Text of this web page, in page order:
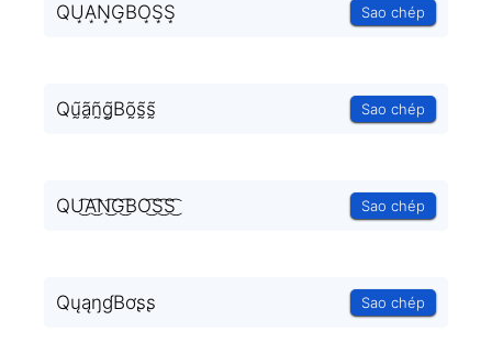
QU͙A͙N͙G͙BO͙S͙S͙ Sao chép
Qṵ̃ã̰ñ̰g̰̃Bõ̰s̰̃s̰̃ Sao chép
QU͜͡A͜͡N͜͡G͜͡BO͜͡S͜͡S͜͡ Sao chép
QųąŋɠBơʂʂ Sao chép